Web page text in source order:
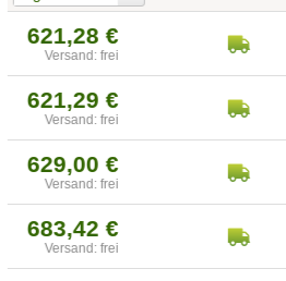
621,28 €
Versand: frei
621,29 €
Versand: frei
629,00 €
Versand: frei
683,42 €
Versand: frei